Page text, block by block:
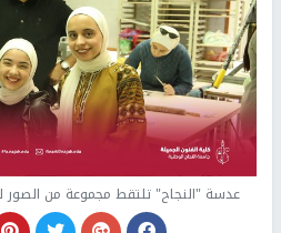
عدسة "النجاح" تلتقط مجموعة من الصور